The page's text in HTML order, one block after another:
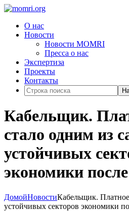
О нас
Новости
Новости MOMRI
Пресса о нас
Экспертиза
Проекты
Контакты
Кабельщик.
стало одним из
устойчивых
экономики
ДомойНовостиКабельщик.
устойчивых секторов экономики